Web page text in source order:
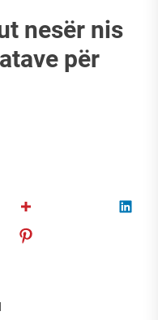
nesër nis
për